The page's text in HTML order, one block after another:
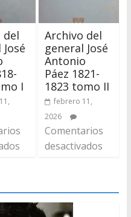
del
I
Archivo del
general José
Antonio
Páez 1821-
1823 tomo II
febrero 11,
2026
Comentarios
desactivados